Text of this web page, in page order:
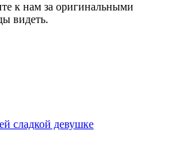
к нам за оригинальными
видеть.